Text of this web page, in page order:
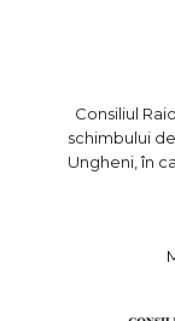
Consiliul
schimbului
Ungheni, în